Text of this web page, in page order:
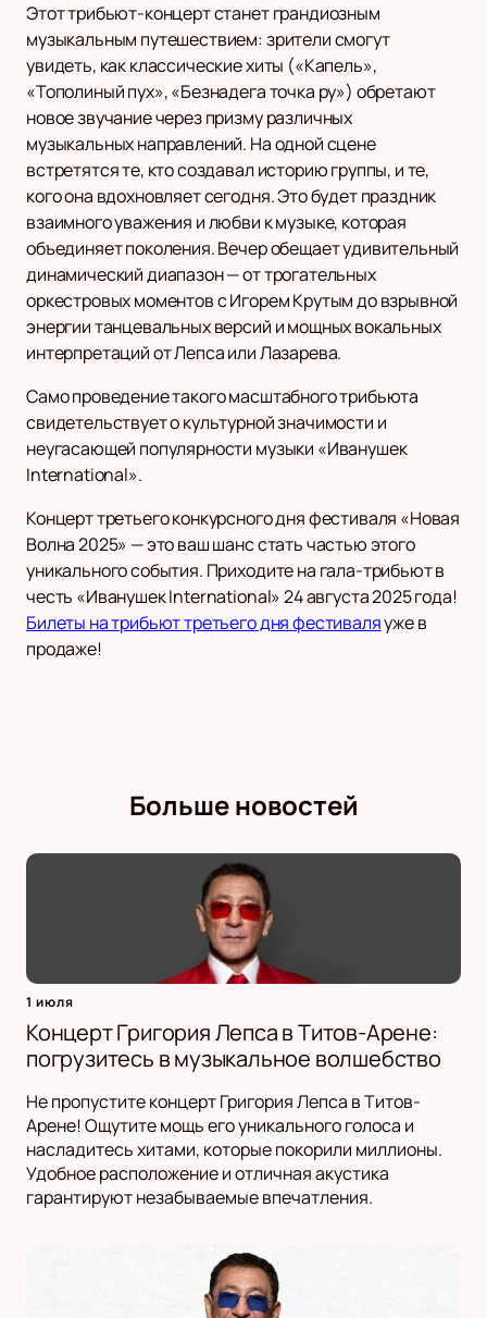
Этот трибьют-концерт станет грандиозным
музыкальным путешествием: зрители смогут
увидеть, как классические хиты («Капель»,
«Тополиный пух», «Безнадега точка ру») обретают
новое звучание через призму различных
музыкальных направлений. На одной сцене
встретятся те, кто создавал историю группы, и те,
кого она вдохновляет сегодня. Это будет праздник
взаимного уважения и любви к музыке, которая
объединяет поколения. Вечер обещает удивительный
динамический диапазон — от трогательных
оркестровых моментов с Игорем Крутым до взрывной
энергии танцевальных версий и мощных вокальных
интерпретаций от Лепса или Лазарева.
Само проведение такого масштабного трибьюта
свидетельствует о культурной значимости и
неугасающей популярности музыки «Иванушек
International».
Концерт третьего конкурсного дня фестиваля «Новая
Волна 2025» — это ваш шанс стать частью этого
уникального события. Приходите на гала-трибьют в
честь «Иванушек International» 24 августа 2025 года!
Билеты на трибьют третьего дня фестиваляуже в
продаже!
Больше новостей
1 июля
Концерт Григория Лепса в Титов-Арене:
погрузитесь в музыкальное волшебство
Не пропустите концерт Григория Лепса в Титов-
Арене! Ощутите мощь его уникального голоса и
насладитесь хитами, которые покорили миллионы.
Удобное расположение и отличная акустика
гарантируют незабываемые впечатления.